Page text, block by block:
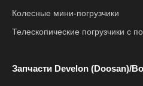
Колесные мини-погрузчики
Телескопические погрузчики с
Запчасти Develon (Doosan)/